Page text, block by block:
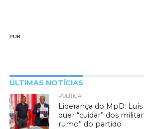
PUB
ÚLTIMAS NOTÍCIAS
POLÍTICA
Liderança do MpD:
quer “cuidar” dos
rumo” do partido